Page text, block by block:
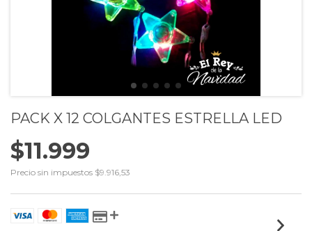
PACK X 12 COLGANTES ESTRELLA LED
$11.999
Precio sin impuestos $9.916,53